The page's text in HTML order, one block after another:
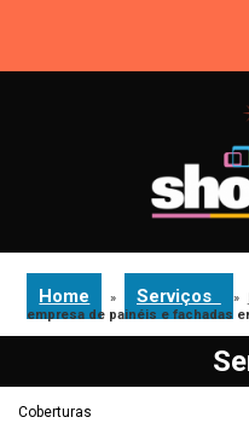
Home » Serviços »
empresa de painéis e fachadas
Coberturas